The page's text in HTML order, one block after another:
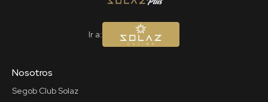
Ir a:
Nosotros
Segob Club Solaz